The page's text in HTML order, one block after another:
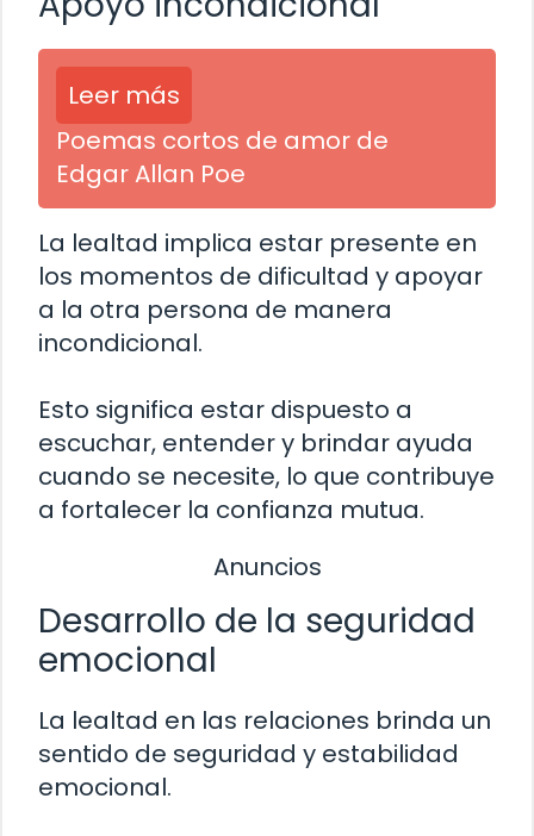
Leer más
Poemas cortos de amor de
Edgar Allan Poe
La lealtad implica estar presente en
los momentos de dificultad y apoyar
a la otra persona de manera
incondicional.
Esto significa estar dispuesto a
escuchar, entender y brindar ayuda
cuando se necesite, lo que contribuye
a fortalecer la confianza mutua.
Anuncios
Desarrollo de la seguridad
emocional
La lealtad en las relaciones brinda un
sentido de seguridad y estabilidad
emocional.